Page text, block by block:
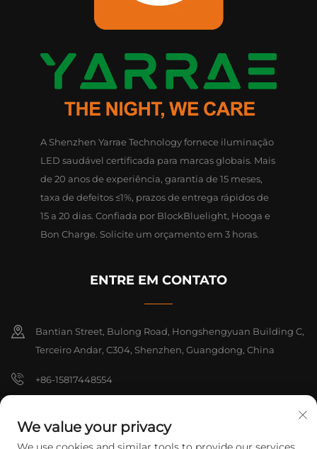
A Shenzhen Yarrae Technology fornece iluminação
LED saudável certificada para marcas globais. Mais
de 20 anos de experiência, garantia de 15 meses,
taxa de defeitos ≤1%, prazos de entrega rápidos de
15 a 20 dias. Confiada por BlockBluelight, Hooga e
Bon Charge. Solicite um orçamento em 3 horas.
ENTRE EM CONTATO
Bantian Street, Bulong Road, Hongshengyuan Building C,
Terceiro Andar, C304, Shenzhen, Guangdong, China
+86-15817448554
We value your privacy